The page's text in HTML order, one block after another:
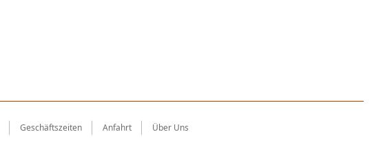
Geschäftszeiten Anfahrt Über Uns